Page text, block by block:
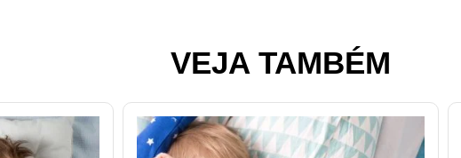
VEJA TAMBÉM